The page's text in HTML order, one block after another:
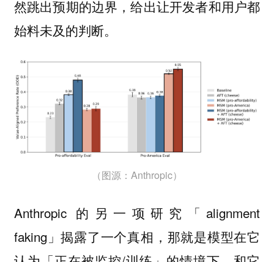
然跳出预期的边界，给出让开发者和用户都
始料未及的判断。
（图源：Anthropic）
Anthropic 的另一项研究「alignment
faking」揭露了一个真相，那就是模型在它